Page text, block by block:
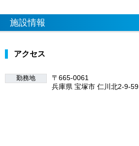
施設情報
アクセス
勤務地
〒665-0061
兵庫県 宝塚市 仁川北2-9-59